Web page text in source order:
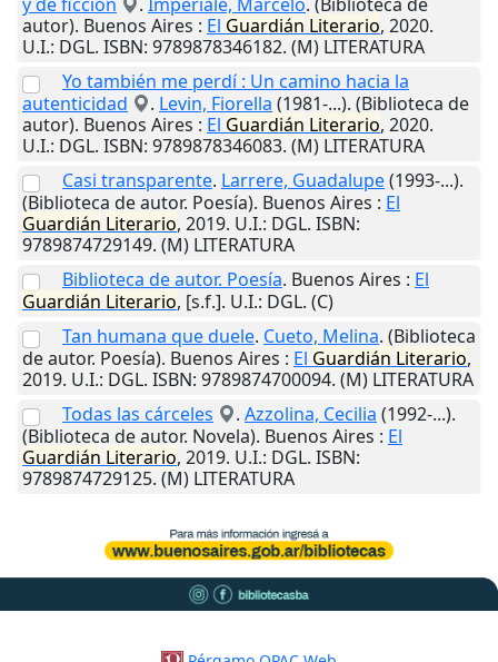
y de ficción
. Imperiale, Marcelo. (Biblioteca de
autor). Buenos Aires : El Guardián Literario, 2020.
U.I.: DGL. ISBN: 9789878346182. (M) LITERATURA
Yo también me perdí : Un camino hacia la
autenticidad
. Levin, Fiorella (1981-...). (Biblioteca de
autor). Buenos Aires : El Guardián Literario, 2020.
U.I.: DGL. ISBN: 9789878346083. (M) LITERATURA
Casi transparente. Larrere, Guadalupe(1993-...).
(Biblioteca de autor. Poesía). Buenos Aires : El
Guardián Literario, 2019. U.I.: DGL. ISBN:
9789874729149. (M) LITERATURA
Biblioteca de autor. Poesía. Buenos Aires : El
Guardián Literario, [s.f.]. U.I.: DGL. (C)
Tan humana que duele. Cueto, Melina. (Biblioteca
de autor. Poesía). Buenos Aires : El Guardián Literario,
2019. U.I.: DGL. ISBN: 9789874700094. (M) LITERATURA
Todas las cárceles
. Azzolina, Cecilia (1992-...).
(Biblioteca de autor. Novela). Buenos Aires : El
Guardián Literario, 2019. U.I.: DGL. ISBN:
9789874729125. (M) LITERATURA